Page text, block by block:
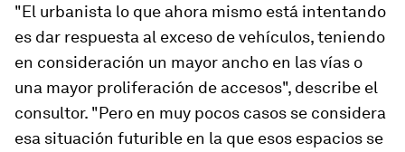
"El urbanista lo que ahora mismo está intentando
es dar respuesta al exceso de vehículos, teniendo
en consideración un mayor ancho en las vías o
una mayor proliferación de accesos", describe el
consultor. "Pero en muy pocos casos se considera
esa situación futurible en la que esos espacios se